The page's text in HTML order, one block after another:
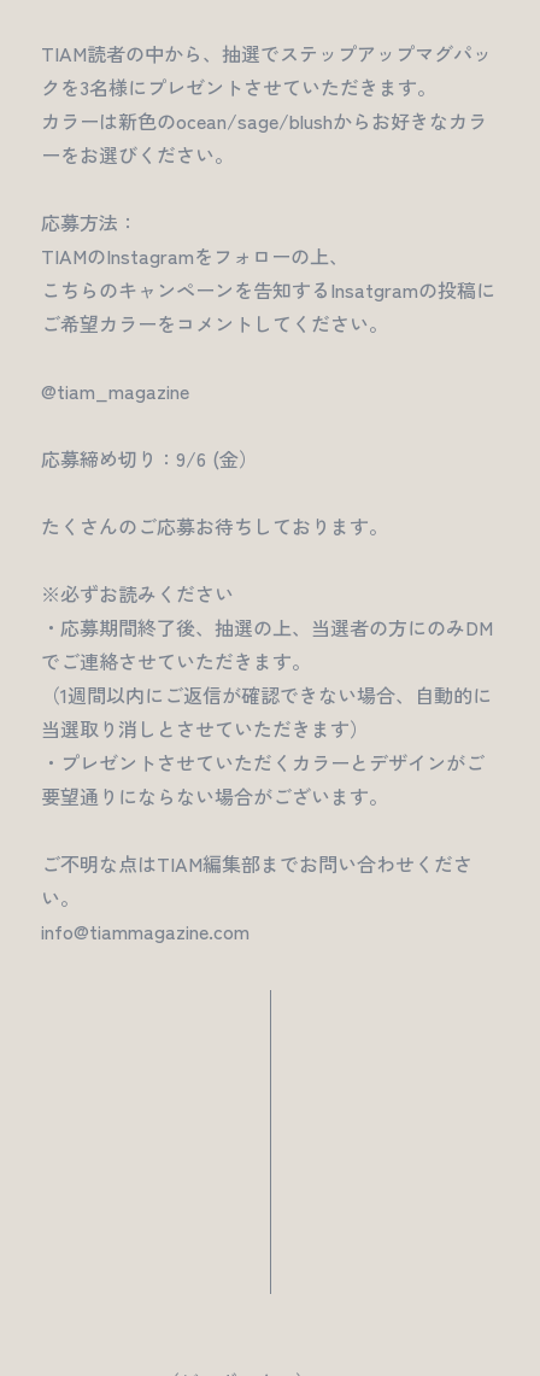
TIAM読者の中から、抽選でステップアップマグパッ
クを3名様にプレゼントさせていただきます。
カラーは新色のocean/sage/blushからお好きなカラ
ーをお選びください。
応募方法：
TIAMのInstagramをフォローの上、
こちらのキャンペーンを告知するInsatgramの投稿に
ご希望カラーをコメントしてください。
@tiam_magazine
応募締め切り：9/6 (金）
たくさんのご応募お待ちしております。
※必ずお読みください
・応募期間終了後、抽選の上、当選者の方にのみDM
でご連絡させていただきます。
（1週間以内にご返信が確認できない場合、自動的に
当選取り消しとさせていただきます）
・プレゼントさせていただくカラーとデザインがご
要望通りにならない場合がございます。
ご不明な点はTIAM編集部までお問い合わせくださ
い。
info@tiammagazine.com